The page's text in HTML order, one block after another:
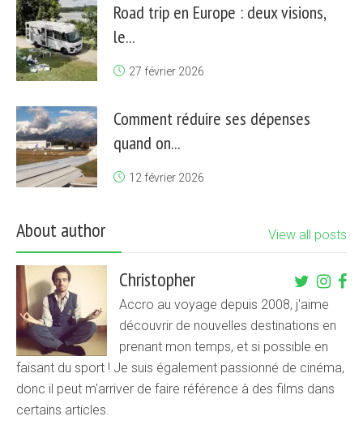
Road trip en Europe : deux visions,
le...
27 février 2026
Comment réduire ses dépenses
quand on...
12 février 2026
About author View all posts
Christopher
Accro au voyage depuis 2008, j'aime
découvrir de nouvelles destinations en
prenant mon temps, et si possible en
faisant du sport ! Je suis également passionné de cinéma,
donc il peut m'arriver de faire référence à des films dans
certains articles.